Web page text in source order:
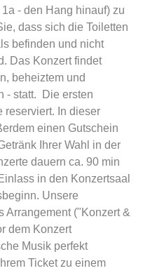
- den Hang hinauf) zu
dass sich die Toiletten
befinden und nicht
Das Konzert findet
beheiztem und
- statt. Die ersten
reserviert. In dieser
einen Gutschein
Ihrer Wahl in der
dauern ca. 90 min
in den Konzertsaal
Unsere
Arrangement ("Konzert &
dem Konzert
Musik perfekt
Ticket zu einem